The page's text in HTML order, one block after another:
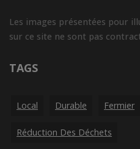
Les images présentées pour
sur ce site ne sont pas
TAGS
Local Durable Fermier
Réduction Des Déchets